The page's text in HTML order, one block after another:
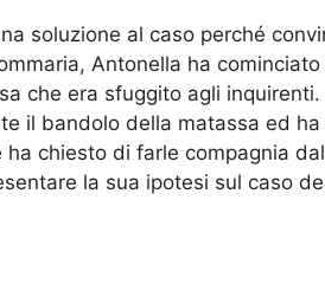
soluzione al caso perché
Antonella ha
che era sfuggito agli
il bandolo della matassa ed
ha chiesto di farle compagnia
la sua ipotesi sul caso